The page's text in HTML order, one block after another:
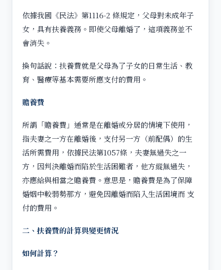
依據我國《民法》第1116-2 條規定，父母對未成年子
女，具有扶養義務。即使父母離婚了，這項義務並不
會消失。
換句話說：扶養費就是父母為了子女的日常生活、教
育、醫療等基本需要所應支付的費用。
贍養費
所謂「贍養費」通常是在離婚或分居的情境下使用，
指夫妻之一方在離婚後，支付另一方（前配偶）的生
活所需費用，依據民法第1057條，夫妻無過失之一
方，因判決離婚而陷於生活困難者，他方縱無過失，
亦應給與相當之贍養費。意思是，贍養費是為了保障
婚姻中較弱勢那方，避免因離婚而陷入生活困境而 支
付的費用。
二、扶養費的計算與變更情況
如何計算？